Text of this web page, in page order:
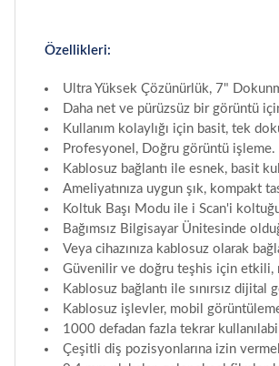
Özellikleri:
Ultra Yüksek Çözünürlük, 7"
Daha net ve pürüzsüz bir görüntü
Kullanım kolaylığı için basit, tek
Profesyonel, Doğru görüntü işleme.
Kablosuz bağlantı ile esnek, basit
Ameliyatınıza uygun şık, kompakt
Koltuk Başı Modu ile i Scan'i
Bağımsız Bilgisayar Ünitesinde
Veya cihazınıza kablosuz olarak
Güvenilir ve doğru teşhis için etkili,
Kablosuz bağlantı ile sınırsız
Kablosuz işlevler, mobil
1000 defadan fazla tekrar
Çeşitli diş pozisyonlarına izin